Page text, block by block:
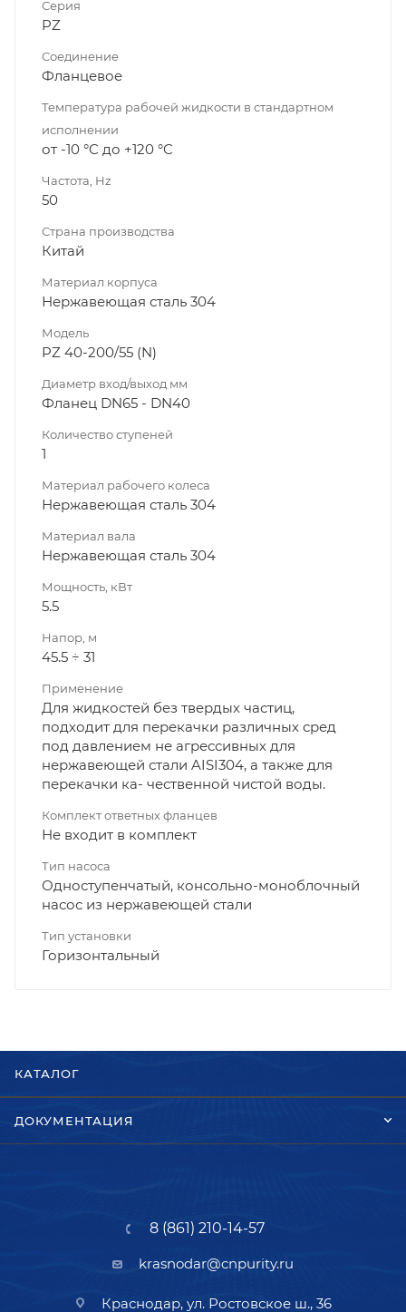
Серия
PZ
Соединение
Фланцевое
Температура рабочей жидкости в стандартном
исполнении
от -10 °C до +120 °C
Частота, Hz
50
Страна производства
Китай
Материал корпуса
Нержавеющая сталь 304
Модель
PZ 40-200/55 (N)
Диаметр вход/выход мм
Фланец DN65 - DN40
Количество ступеней
1
Материал рабочего колеса
Нержавеющая сталь 304
Материал вала
Нержавеющая сталь 304
Мощность, кВт
5.5
Напор, м
45.5 ÷ 31
Применение
Для жидкостей без твердых частиц,
подходит для перекачки различных сред
под давлением не агрессивных для
нержавеющей стали AISI304, а также для
перекачки ка- чественной чистой воды.
Комплект ответных фланцев
Не входит в комплект
Тип насоса
Одноступенчатый, консольно-моноблочный
насос из нержавеющей стали
Тип установки
Горизонтальный
КАТАЛОГ
ДОКУМЕНТАЦИЯ
8 (861) 210-14-57
krasnodar@cnpurity.ru
Краснодар, ул. Ростовское ш., 36